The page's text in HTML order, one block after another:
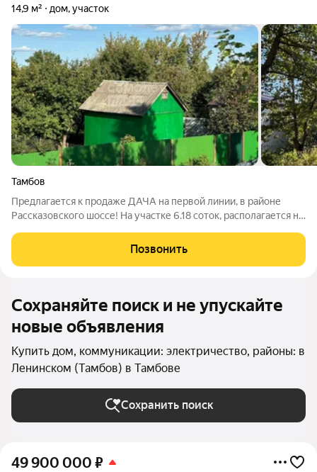
14,9 м² дом, участок
Тамбов
Предлагается к продаже ДАЧА на первой линии, в районе
Рассказовского шоссе! На участке 6.18 соток, располагается не
больших плюсoв - oтличный подъезд, электричество круглый
год, имеется
Позвонить
Сохраняйте поиск и не упускайте
новые объявления
Купить дом, коммуникации: электричество, районы: в
Ленинском (Тамбов) в Тамбове
Сохранить поиск
49 900 000 ₽